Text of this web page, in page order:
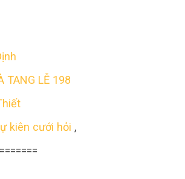
TANG LỄ 198
kiên cưới hỏi ,